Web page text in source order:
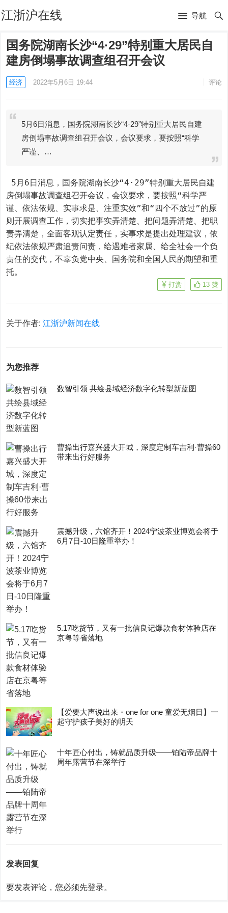
江浙沪在线 导航
国务院湖南长沙“4·29”特别重大居民自
建房倒塌事故调查组召开会议
经济 2022年5月6日 19:44 评论
5月6日消息，国务院湖南长沙“4·29”特别重大居民自建
房倒塌事故调查组召开会议，会议要求，要按照“科学
严谨、…
房倒塌事故调查组召开会议，会议要求，要按照“科学严
谨、依法依规、实事求是、注重实效”和“四个不放过”的原
则开展调查工作，切实把事实弄清楚、把问题弄清楚、把职
责弄清楚，全面客观认定责任，实事求是提出处理建议，依
纪依法依规严肃追责问责，给遇难者家属、给全社会一个负
责任的交代，不辜负党中央、国务院和全国人民的期望和重
托。
13 赞
打赏
关于作者:江浙沪新闻在线
为您推荐
数智引领 共绘县域经济数字化转型新蓝图
曹操出行嘉兴盛大开城，深度定制车吉利·曹操60
带来出行好服务
震撼升级，六馆齐开！2024宁波茶业博览会将于
6月7日-10日隆重举办！
5.17吃货节，又有一批信良记爆款食材体验店在
京粤等省落地
【爱要大声说出来・one for one 童爱无烟日】一
起守护孩子美好的明天
十年匠心付出，铸就品质升级——铂陆帝品牌十
周年露营节在深举行
发表回复
要发表评论，您必须先登录。